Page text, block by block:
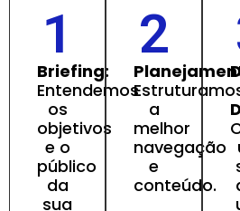
1
Briefing:
Entendemos
os
objetivos
e o
público
da
sua
2
a
melhor
navegação
e
conteúdo.